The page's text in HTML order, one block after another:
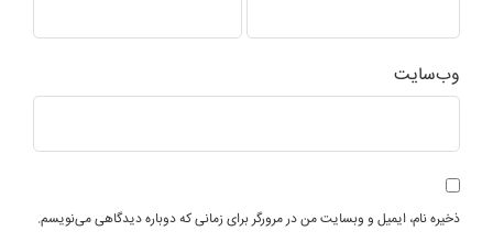
وب‌سایت
ذخیره نام، ایمیل و وبسایت من در مرورگر برای زمانی که دوباره دیدگاهی می‌نویسم.